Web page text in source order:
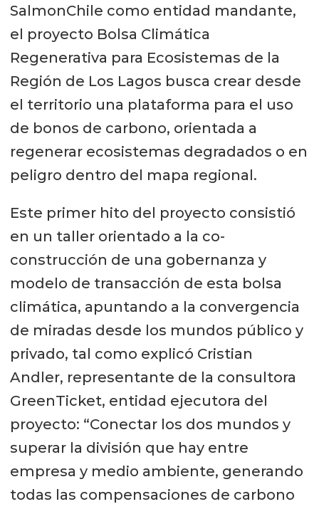
SalmonChile como entidad mandante,
el proyecto Bolsa Climática
Regenerativa para Ecosistemas de la
Región de Los Lagos busca crear desde
el territorio una plataforma para el uso
de bonos de carbono, orientada a
regenerar ecosistemas degradados o en
peligro dentro del mapa regional.
Este primer hito del proyecto consistió
en un taller orientado a la co-
construcción de una gobernanza y
modelo de transacción de esta bolsa
climática, apuntando a la convergencia
de miradas desde los mundos público y
privado, tal como explicó Cristian
Andler, representante de la consultora
GreenTicket, entidad ejecutora del
proyecto: “Conectar los dos mundos y
superar la división que hay entre
empresa y medio ambiente, generando
todas las compensaciones de carbono